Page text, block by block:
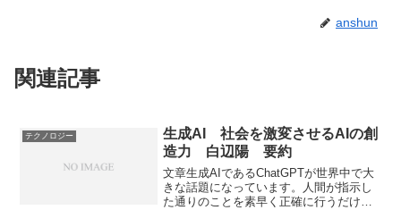
anshun
関連記事
テクノロジー
生成AI 社会を激変させるAIの創
造力 白辺陽 要約
文章生成AIであるChatGPTが世界中で大
きな話題になっています。人間が指示し
た通りのことを素早く正確に行うだけで